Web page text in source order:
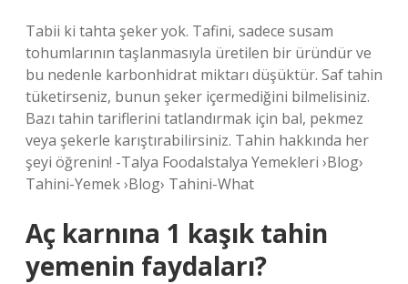
Tabii ki tahta şeker yok. Tafini, sadece susam
tohumlarının taşlanmasıyla üretilen bir üründür ve
bu nedenle karbonhidrat miktarı düşüktür. Saf tahin
tüketirseniz, bunun şeker içermediğini bilmelisiniz.
Bazı tahin tariflerini tatlandırmak için bal, pekmez
veya şekerle karıştırabilirsiniz. Tahin hakkında her
şeyi öğrenin! -Talya Foodalstalya Yemekleri ›Blog›
Tahini-Yemek ›Blog› Tahini-What
Aç karnına 1 kaşık tahin
yemenin faydaları?